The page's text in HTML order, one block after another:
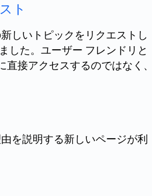
ト
しいトピックをリクエストし
した。ユーザー フレンドリと
接アクセスするのではなく、
を説明する新しいページが利